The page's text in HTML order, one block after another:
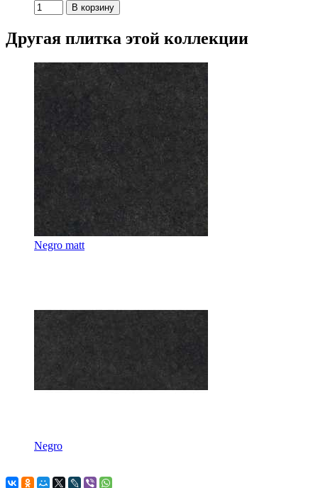
Другая плитка этой коллекции
Negro matt
Negro